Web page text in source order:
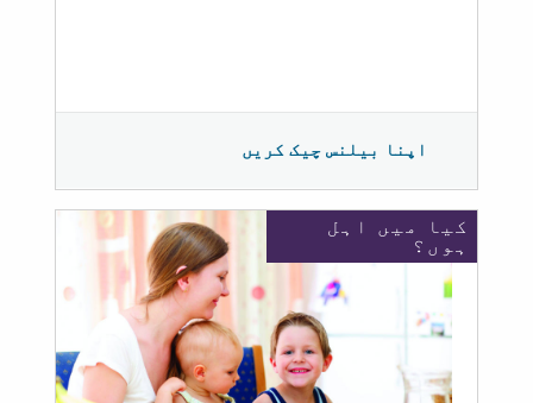
اپنا بیلنس چیک کریں
کیا میں اہل
ہوں؟